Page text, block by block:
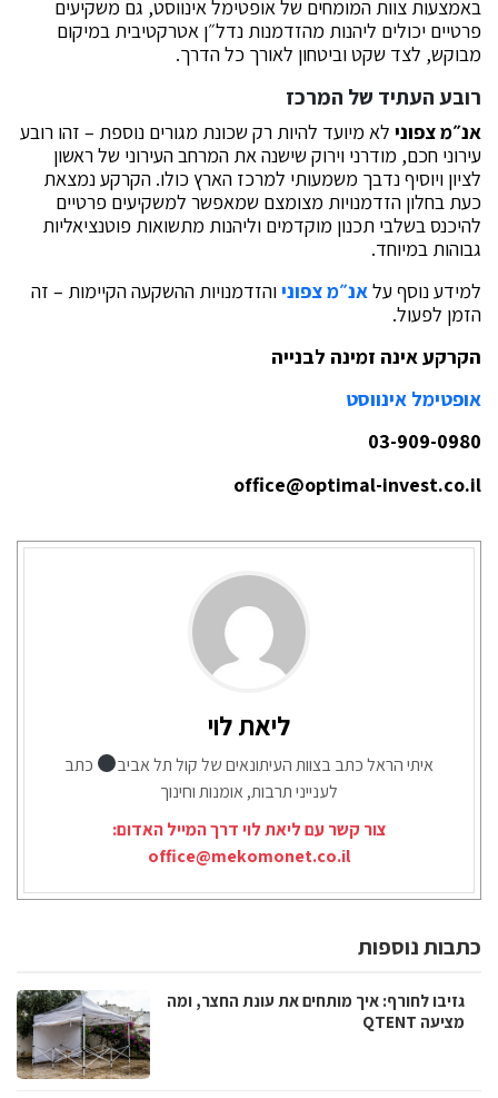
באמצעות צוות המומחים של אופטימל אינווסט, גם משקיעים
פרטיים יכולים ליהנות מהזדמנות נדל״ן אטרקטיבית במיקום
מבוקש, לצד שקט וביטחון לאורך כל הדרך.
רובע העתיד של המרכז
אנ״מ צפוני לא מיועד להיות רק שכונת מגורים נוספת – זהו רובע
עירוני חכם, מודרני וירוק שישנה את המרחב העירוני של ראשון
לציון ויוסיף נדבך משמעותי למרכז הארץ כולו. הקרקע נמצאת
כעת בחלון הזדמנויות מצומצם שמאפשר למשקיעים פרטיים
להיכנס בשלבי תכנון מוקדמים וליהנות מתשואות פוטנציאליות
גבוהות במיוחד.
למידע נוסף עלאנ״מ צפוניוהזדמנויות ההשקעה הקיימות – זה
הזמן לפעול.
הקרקע אינה זמינה לבנייה
אופטימל אינווסט
03-909-0980
office@optimal-invest.co.il
ליאת לוי
איתי הראל כתב בצוות העיתונאים של קול תל אביב
כתב
לענייני תרבות, אומנות וחינוך
צור קשר עם ליאת לוי דרך המייל האדום:
office@mekomonet.co.il
כתבות נוספות
גזיבו לחורף: איך מותחים את עונת החצר, ומה
מציעה QTENT